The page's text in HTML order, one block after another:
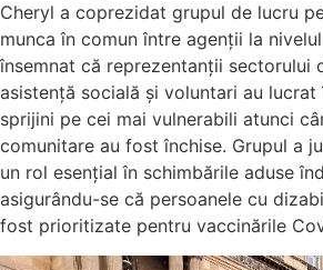
Cheryl a coprezidat grupul de lucru
munca în comun între agenții la
însemnat că reprezentanții sectorului
asistență socială și voluntari au
sprijini pe cei mai vulnerabili atunci
comunitare au fost închise. Grupul a
un rol esențial în schimbările aduse
asigurându-se că persoanele cu
fost prioritizate pentru vaccinările